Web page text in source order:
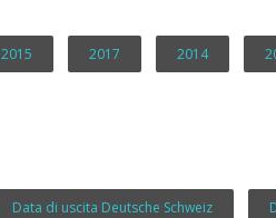
2015 2017 2014
Data di uscita Deutsche Schweiz